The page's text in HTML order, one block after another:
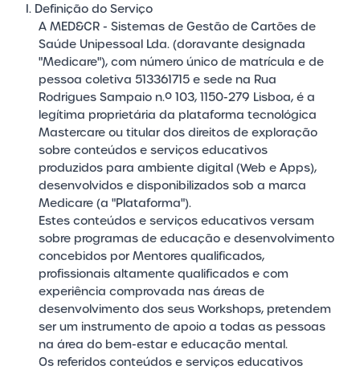
I. Definição do Serviço
A MED&CR - Sistemas de Gestão de Cartões de
Saúde Unipessoal Lda. (doravante designada
"Medicare"), com número único de matrícula e de
pessoa coletiva 513361715 e sede na Rua
Rodrigues Sampaio n.º 103, 1150-279 Lisboa, é a
legítima proprietária da plataforma tecnológica
Mastercare ou titular dos direitos de exploração
sobre conteúdos e serviços educativos
produzidos para ambiente digital (Web e Apps),
desenvolvidos e disponibilizados sob a marca
Medicare (a "Plataforma").
Estes conteúdos e serviços educativos versam
sobre programas de educação e desenvolvimento
concebidos por Mentores qualificados,
profissionais altamente qualificados e com
experiência comprovada nas áreas de
desenvolvimento dos seus Workshops, pretendem
ser um instrumento de apoio a todas as pessoas
na área do bem-estar e educação mental.
Os referidos conteúdos e serviços educativos